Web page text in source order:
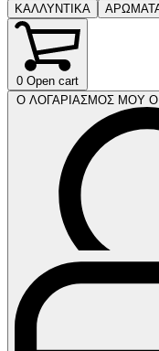
ΚΑΛΛΥΝΤΙΚΑ
0 Open cart
Ο ΛΟΓΑΡΙΑΣΜΟΣ ΜΟΥ